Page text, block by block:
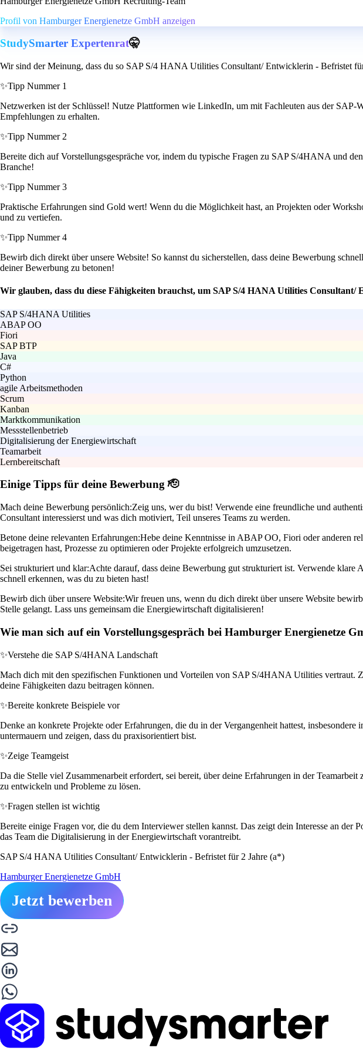
Profil von Hamburger Energienetze GmbH anzeigen
StudySmarter Expertenrat🤫
Wir sind der Meinung, dass du so SAP S/4 HANA Utilities Consultant/ Entwicklerin - Befristet
✨Tipp Nummer 1
Netzwerken ist der Schlüssel! Nutze Plattformen wie LinkedIn, um mit Fachleuten aus der
Empfehlungen zu erhalten.
✨Tipp Nummer 2
Bereite dich auf Vorstellungsgespräche vor, indem du typische Fragen zu SAP S/4HANA und
Branche!
✨Tipp Nummer 3
Praktische Erfahrungen sind Gold wert! Wenn du die Möglichkeit hast, an Projekten oder
und zu vertiefen.
✨Tipp Nummer 4
Bewirb dich direkt über unsere Website! So kannst du sicherstellen, dass deine Bewerbung
deiner Bewerbung zu betonen!
Wir glauben, dass du diese Fähigkeiten brauchst, um SAP S/4 HANA Utilities
SAP S/4HANA Utilities
ABAP OO
Fiori
SAP BTP
Java
C#
Python
agile Arbeitsmethoden
Scrum
Kanban
Marktkommunikation
Messstellenbetrieb
Digitalisierung der Energiewirtschaft
Teamarbeit
Lernbereitschaft
Einige Tipps für deine Bewerbung 🫡
Mach deine Bewerbung persönlich:Zeig uns, wer du bist! Verwende eine freundliche und
Consultant interessierst und was dich motiviert, Teil unseres Teams zu werden.
Betone deine relevanten Erfahrungen:Hebe deine Kenntnisse in ABAP OO, Fiori oder anderen
beigetragen hast, Prozesse zu optimieren oder Projekte erfolgreich umzusetzen.
Sei strukturiert und klar:Achte darauf, dass deine Bewerbung gut strukturiert ist. Verwende
schnell erkennen, was du zu bieten hast!
Bewirb dich über unsere Website:Wir freuen uns, wenn du dich direkt über unsere Website
Stelle gelangt. Lass uns gemeinsam die Energiewirtschaft digitalisieren!
Wie man sich auf ein Vorstellungsgespräch bei Hamburger Energienetze
✨Verstehe die SAP S/4HANA Landschaft
Mach dich mit den spezifischen Funktionen und Vorteilen von SAP S/4HANA Utilities vertraut.
deine Fähigkeiten dazu beitragen können.
✨Bereite konkrete Beispiele vor
Denke an konkrete Projekte oder Erfahrungen, die du in der Vergangenheit hattest,
untermauern und zeigen, dass du praxisorientiert bist.
✨Zeige Teamgeist
Da die Stelle viel Zusammenarbeit erfordert, sei bereit, über deine Erfahrungen in der
zu entwickeln und Probleme zu lösen.
✨Fragen stellen ist wichtig
Bereite einige Fragen vor, die du dem Interviewer stellen kannst. Das zeigt dein Interesse an
das Team die Digitalisierung in der Energiewirtschaft vorantreibt.
SAP S/4 HANA Utilities Consultant/ Entwicklerin - Befristet für 2 Jahre (a*)
Hamburger Energienetze GmbH
Jetzt bewerben